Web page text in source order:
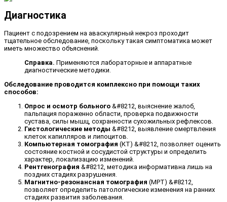
Диагностика
Пациент с подозрением на аваскулярный некроз проходит
тщательное обследование, поскольку такая симптоматика может
иметь множество объяснений.
Справка. Применяются лабораторные и аппаратные
диагностические методики.
Обследование проводится комплексно при помощи таких
способов:
Опрос и осмотр больного &#8212, выяснение жалоб,
пальпация пораженно области, проверка подвижности
сустава, силы мышц, сохранности сухожильных рефлексов.
Гистологические методы &#8212, выявление омертвления
клеток капилляров и липоцитов.
Компьютерная томография (КТ) &#8212, позволяет оценить
состояние костной и сосудистой структуры и определить
характер, локализацию изменений.
Рентгенография &#8212, методика информативна лишь на
поздних стадиях разрушения.
Магнитно-резонансная томография (МРТ) &#8212,
позволяет определить патологические изменения на ранних
стадиях развития заболевания.